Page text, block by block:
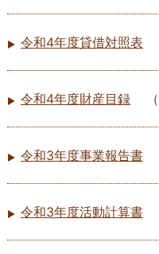
令和4年度貸借対照表
令和4年度財産目録 （
令和3年度事業報告書
令和3年度活動計算書